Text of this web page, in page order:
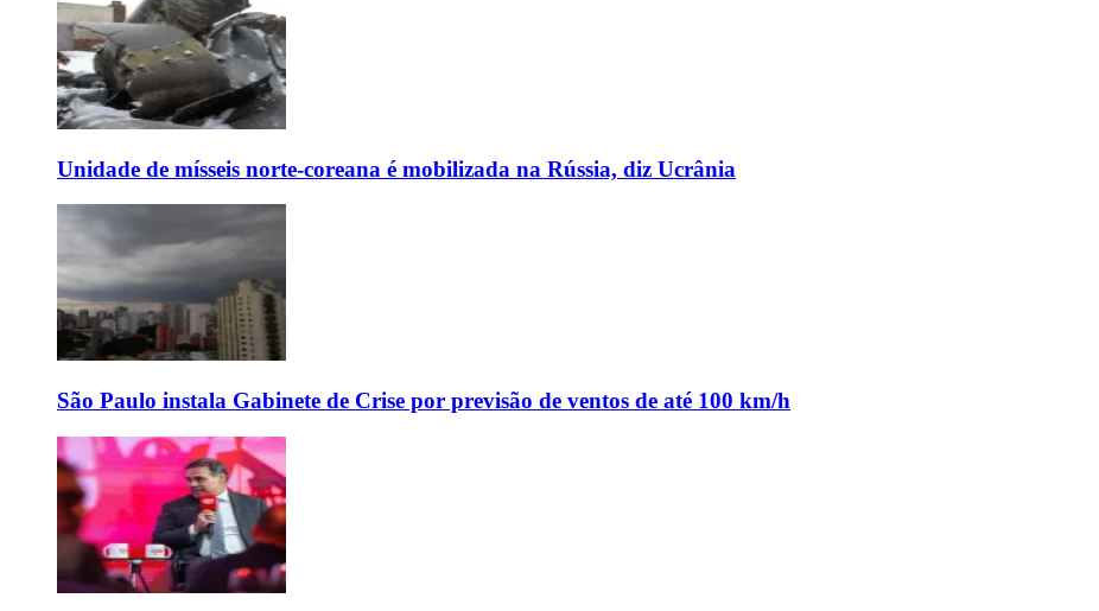
Unidade de mísseis norte-coreana é mobilizada na Rússia, diz Ucrânia
São Paulo instala Gabinete de Crise por previsão de ventos de até 100 km/h